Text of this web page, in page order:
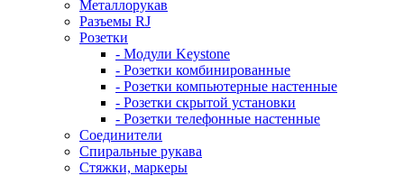
Металлорукав
Разъемы RJ
Розетки
- Модули Keystone
- Розетки комбинированные
- Розетки компьютерные настенные
- Розетки скрытой установки
- Розетки телефонные настенные
Соединители
Спиральные рукава
Стяжки, маркеры